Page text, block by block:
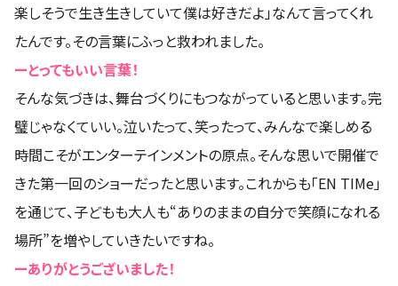
楽しそうで生き生きしていて僕は好きだよ」なんて言ってくれ
たんです。その言葉にふっと救われました。
ーとってもいい言葉！
そんな気づきは、舞台づくりにもつながっていると思います。完
璧じゃなくていい。泣いたって、笑ったって、みんなで楽しめる
時間こそがエンターテインメントの原点。そんな思いで開催で
きた第一回のショーだったと思います。これからも「EN TIMe」
を通じて、子どもも大人も“ありのままの自分で笑顔になれる
場所”を増やしていきたいですね。
ーありがとうございました！